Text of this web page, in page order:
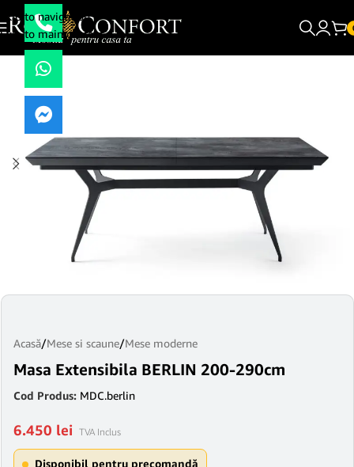
Skip to navigation
Skip to main content
Acasă/Mese si scaune/Mese moderne
Masa Extensibila BERLIN 200-290cm
Cod Produs: MDC.berlin
6.450 lei TVA Inclus
Disponibil pentru precomandă